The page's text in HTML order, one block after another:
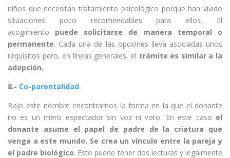
niños que necesitan tratamiento psicológico porque han vivido
situaciones poco recomendables para ellos. El
acogimiento puede solicitarse de manera temporal o
permanente. Cada una de las opciones lleva asociadas unos
requisitos pero, en líneas generales, el trámite es similar a la
adopción.
8.- Co-parentalidad
Bajo este nombre encontramos la forma en la que el donante
no es un mero espectador sin voz ni voto. En este caso el
donante asume el papel de padre de la criatura que
venga a este mundo. Se crea un vínculo entre la pareja y
el padre biológico. Esto puede tener dos lecturas y legalmente